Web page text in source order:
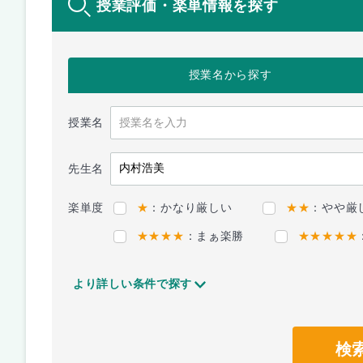
授業評価・楽単情報を探す
授業名から探す
授業名
先生名
楽単度 ★ ：かなり厳しい ★★ ：やや厳
★★★★ ：まぁ楽勝 ★★★★★
より詳しい条件で探す
検